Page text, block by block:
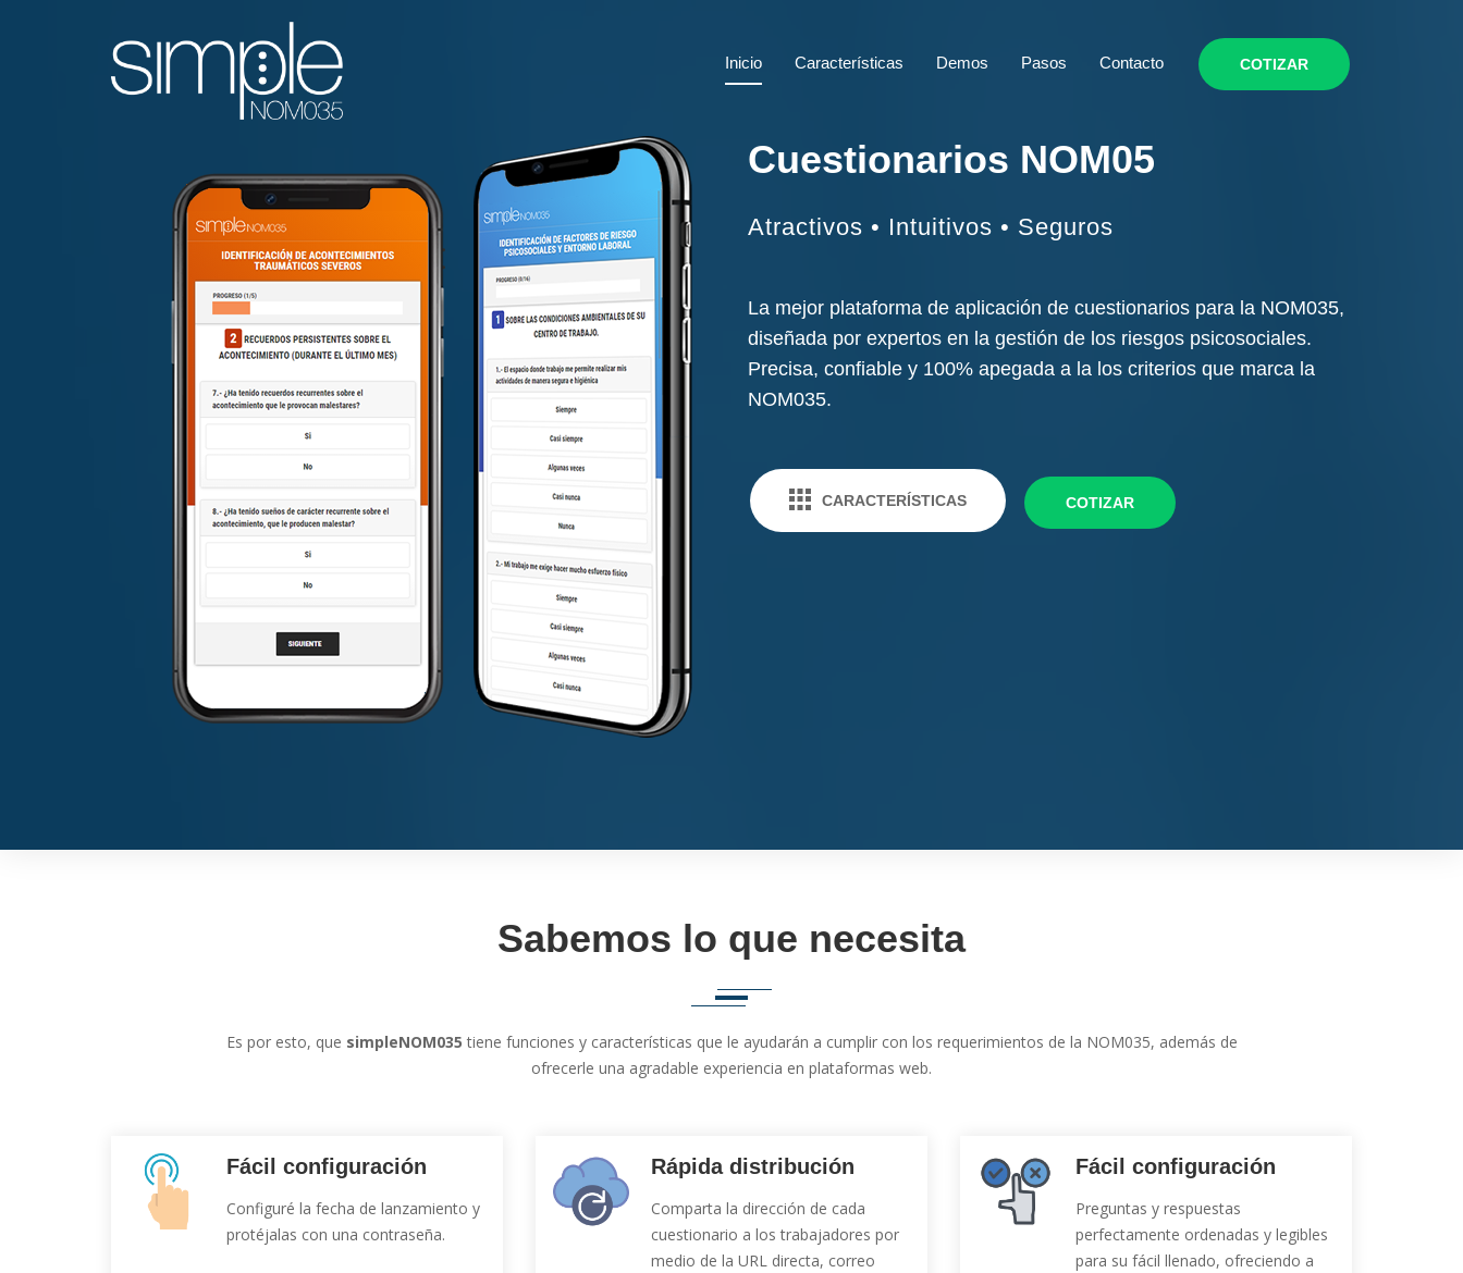
Inicio Características Demos Pasos Contacto COTIZAR
Cuestionarios NOM05
Atractivos • Intuitivos • Seguros
La mejor plataforma de aplicación de cuestionarios para la NOM035,
diseñada por expertos en la gestión de los riesgos psicosociales.
Precisa, confiable y 100% apegada a la los criterios que marca la
NOM035.
CARACTERÍSTICAS COTIZAR
Sabemos lo que necesita
Es por esto, que simpleNOM035 tiene funciones y características que le ayudarán a cumplir con los requerimientos de la NOM035, además de
ofrecerle una agradable experiencia en plataformas web.
Fácil configuración
Configuré la fecha de lanzamiento y
protéjalas con una contraseña.
Rápida distribución
Comparta la dirección de cada
cuestionario a los trabajadores por
medio de la URL directa, correo
Fácil configuración
Preguntas y respuestas
perfectamente ordenadas y legibles
para su fácil llenado, ofreciendo a